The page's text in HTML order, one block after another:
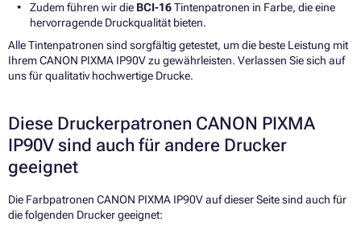
Zudem führen wir die BCI-16Tintenpatronen in Farbe, die eine
hervorragende Druckqualität bieten.
Alle Tintenpatronen sind sorgfältig getestet, um die beste Leistung mit
Ihrem CANON PIXMA IP90V zu gewährleisten. Verlassen Sie sich auf
uns für qualitativ hochwertige Drucke.
Diese Druckerpatronen CANON PIXMA
IP90V sind auch für andere Drucker
geeignet
Die Farbpatronen CANON PIXMA IP90V auf dieser Seite sind auch für
die folgenden Drucker geeignet: